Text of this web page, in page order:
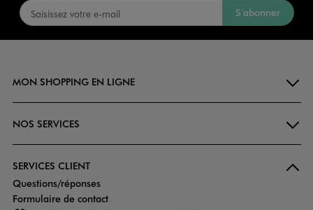
S’abonner
MON SHOPPING EN LIGNE
NOS SERVICES
SERVICES CLIENT
Questions/réponses
Formulaire de contact